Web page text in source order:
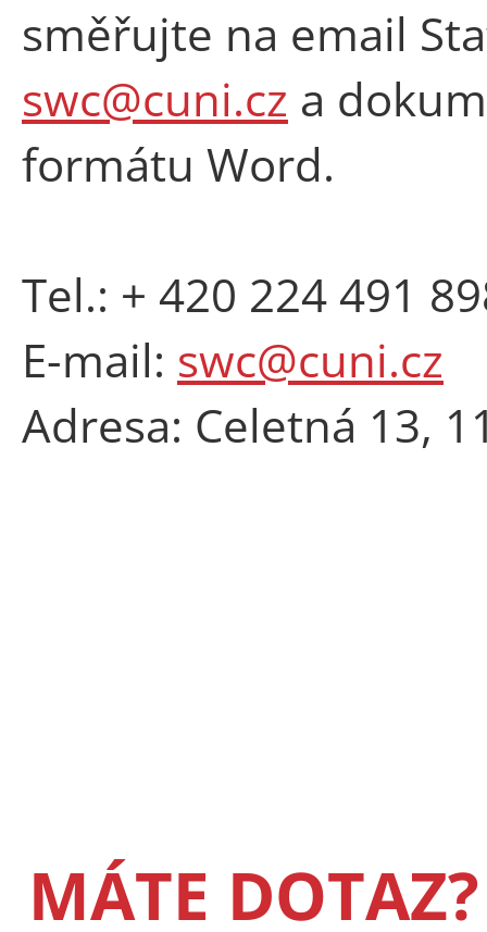
směřujte na email
swc@cuni.cz a
formátu Word.
Tel.: + 420 224 491
E-mail: swc@cuni.cz
Adresa: Celetná 13,
MÁTE DOTAZ?